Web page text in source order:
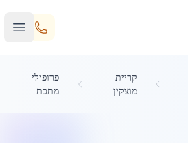
קריית
מוצקין
פרופילי
מתכת